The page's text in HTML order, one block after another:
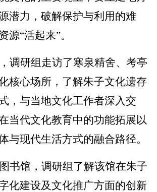
潜力，破解保护与利用的难
源“活起来”。
调研组走访了寒泉精舍、 考亭
核心场所，了解朱子文化遗存
，与当地文化工作者深入交
当代文化教育中的功能拓展以
与现代生活方式的融合路径。
书馆， 调研组了解该馆在朱子
化建设及文化推广方面的创新